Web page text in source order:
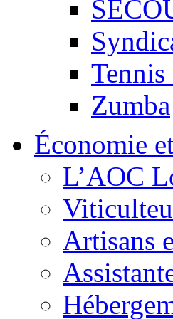
Zumba
Économie
L’AOC
Artisans